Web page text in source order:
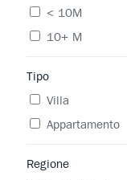
< 10M
10+ M
Tipo
Villa
Appartamento
Regione